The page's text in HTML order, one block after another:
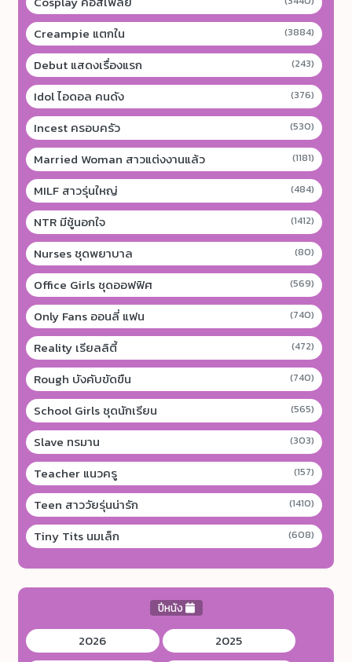
Creampie แตกใน (3884)
Debut แสดงเรื่องแรก (243)
Idol ไอดอล คนดัง (376)
Incest ครอบครัว (530)
Married Woman สาวแต่งงานแล้ว (1181)
MILF สาวรุ่นใหญ่ (484)
NTR มีชู้นอกใจ (1412)
Nurses ชุดพยาบาล (80)
Office Girls ชุดออฟฟิศ (569)
Only Fans ออนลี่ แฟน (740)
Reality เรียลลิตี้ (472)
Rough บังคับขัดขืน (740)
School Girls ชุดนักเรียน (565)
Slave ทรมาน (303)
Teacher แนวครู (157)
Teen สาววัยรุ่นน่ารัก (1410)
Tiny Tits นมเล็ก (608)
ปีหนัง
2026
2025